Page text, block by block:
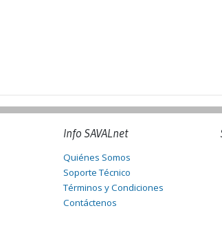
Info SAVALnet
Quiénes Somos
Soporte Técnico
Términos y Condiciones
Contáctenos